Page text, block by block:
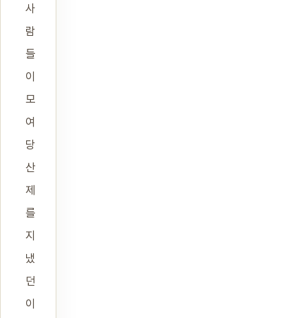
사
람
들
이
모
여
당
산
제
를
지
냈
던
이